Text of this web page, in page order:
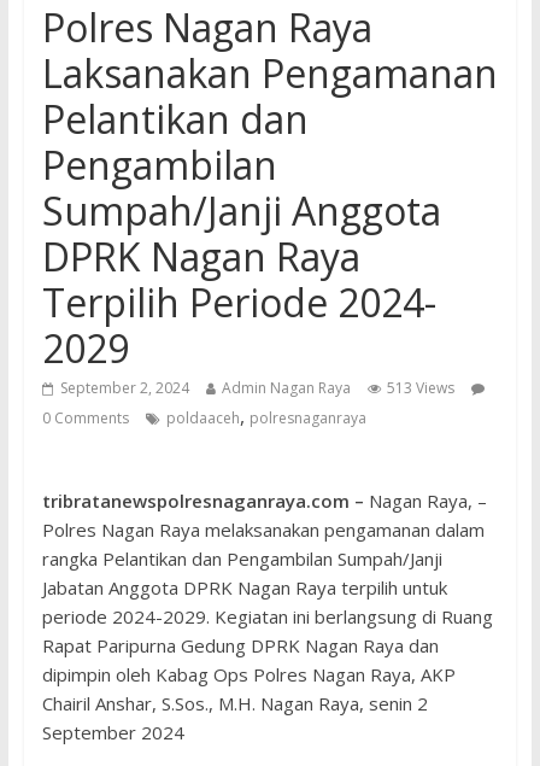
Polres Nagan Raya
Laksanakan Pengamanan
Pelantikan dan
Pengambilan
Sumpah/Janji Anggota
DPRK Nagan Raya
Terpilih Periode 2024-
2029
September 2, 2024 Admin Nagan Raya
513 Views
0 Comments
poldaaceh, polresnaganraya
tribratanewspolresnaganraya.com – Nagan Raya, –
Polres Nagan Raya melaksanakan pengamanan dalam
rangka Pelantikan dan Pengambilan Sumpah/Janji
Jabatan Anggota DPRK Nagan Raya terpilih untuk
periode 2024-2029. Kegiatan ini berlangsung di Ruang
Rapat Paripurna Gedung DPRK Nagan Raya dan
dipimpin oleh Kabag Ops Polres Nagan Raya, AKP
Chairil Anshar, S.Sos., M.H. Nagan Raya, senin 2
September 2024